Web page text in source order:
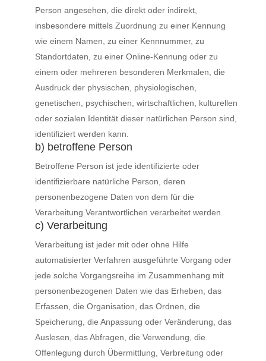
Person angesehen, die direkt oder indirekt,
insbesondere mittels Zuordnung zu einer Kennung
wie einem Namen, zu einer Kennnummer, zu
Standortdaten, zu einer Online-Kennung oder zu
einem oder mehreren besonderen Merkmalen, die
Ausdruck der physischen, physiologischen,
genetischen, psychischen, wirtschaftlichen, kulturellen
oder sozialen Identität dieser natürlichen Person sind,
identifiziert werden kann.
b) betroffene Person
Betroffene Person ist jede identifizierte oder
identifizierbare natürliche Person, deren
personenbezogene Daten von dem für die
Verarbeitung Verantwortlichen verarbeitet werden.
c) Verarbeitung
Verarbeitung ist jeder mit oder ohne Hilfe
automatisierter Verfahren ausgeführte Vorgang oder
jede solche Vorgangsreihe im Zusammenhang mit
personenbezogenen Daten wie das Erheben, das
Erfassen, die Organisation, das Ordnen, die
Speicherung, die Anpassung oder Veränderung, das
Auslesen, das Abfragen, die Verwendung, die
Offenlegung durch Übermittlung, Verbreitung oder